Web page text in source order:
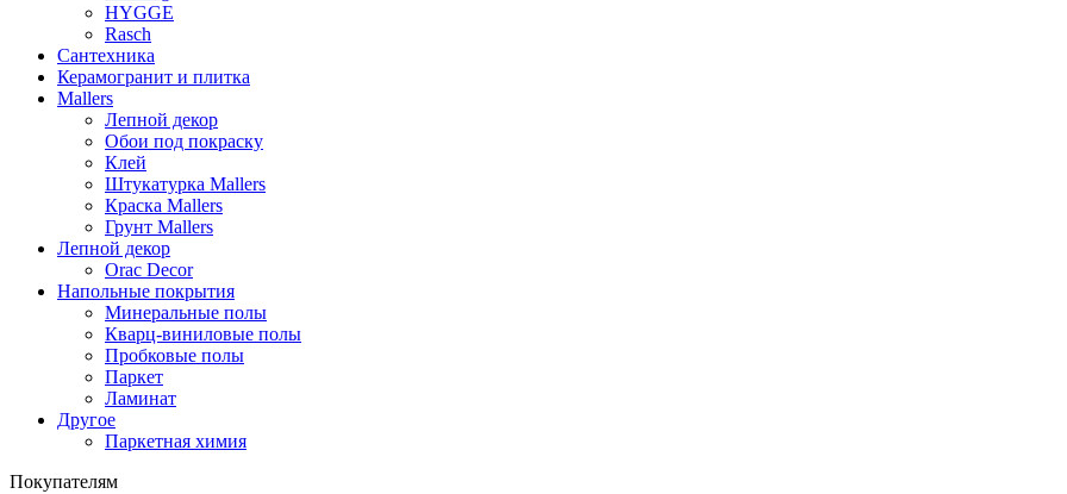
HYGGE
Rasch
Сантехника
Керамогранит и плитка
Mallers
Лепной декор
Обои под покраску
Клей
Штукатурка Mallers
Краска Mallers
Грунт Mallers
Лепной декор
Orac Decor
Напольные покрытия
Минеральные полы
Кварц-виниловые полы
Пробковые полы
Паркет
Ламинат
Другое
Паркетная химия
Покупателям